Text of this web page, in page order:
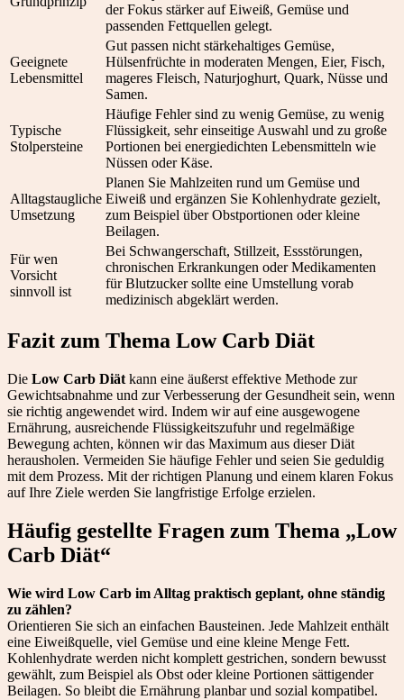
der Fokus stärker auf Eiweiß, Gemüse und
passenden Fettquellen gelegt.
Geeignete
Lebensmittel
Gut passen nicht stärkehaltiges Gemüse,
Hülsenfrüchte in moderaten Mengen, Eier, Fisch,
mageres Fleisch, Naturjoghurt, Quark, Nüsse und
Samen.
Typische
Stolpersteine
Häufige Fehler sind zu wenig Gemüse, zu wenig
Flüssigkeit, sehr einseitige Auswahl und zu große
Portionen bei energiedichten Lebensmitteln wie
Nüssen oder Käse.
Alltagstaugliche
Umsetzung
Planen Sie Mahlzeiten rund um Gemüse und
Eiweiß und ergänzen Sie Kohlenhydrate gezielt,
zum Beispiel über Obstportionen oder kleine
Beilagen.
Für wen
Vorsicht
sinnvoll ist
Bei Schwangerschaft, Stillzeit, Essstörungen,
chronischen Erkrankungen oder Medikamenten
für Blutzucker sollte eine Umstellung vorab
medizinisch abgeklärt werden.
Fazit zum Thema Low Carb Diät
Die Low Carb Diät kann eine äußerst effektive Methode zur
Gewichtsabnahme und zur Verbesserung der Gesundheit sein, wenn
sie richtig angewendet wird. Indem wir auf eine ausgewogene
Ernährung, ausreichende Flüssigkeitszufuhr und regelmäßige
Bewegung achten, können wir das Maximum aus dieser Diät
herausholen. Vermeiden Sie häufige Fehler und seien Sie geduldig
mit dem Prozess. Mit der richtigen Planung und einem klaren Fokus
auf Ihre Ziele werden Sie langfristige Erfolge erzielen.
Häufig gestellte Fragen zum Thema „Low
Carb Diät“
Wie wird Low Carb im Alltag praktisch geplant, ohne ständig
zu zählen?
Orientieren Sie sich an einfachen Bausteinen. Jede Mahlzeit enthält
eine Eiweißquelle, viel Gemüse und eine kleine Menge Fett.
Kohlenhydrate werden nicht komplett gestrichen, sondern bewusst
gewählt, zum Beispiel als Obst oder kleine Portionen sättigender
Beilagen. So bleibt die Ernährung planbar und sozial kompatibel.